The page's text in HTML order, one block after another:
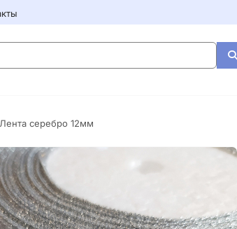
серебро 12мм